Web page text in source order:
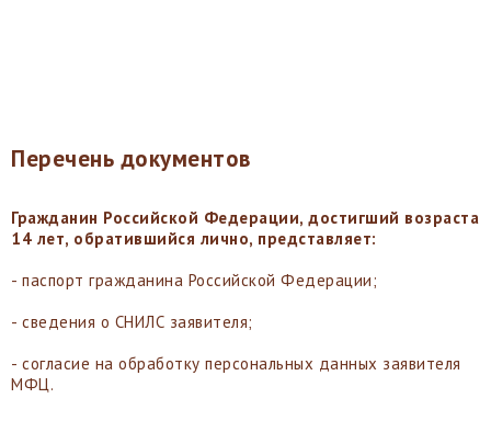
Перечень документов
Гражданин Российской Федерации, достигший возраста
14 лет, обратившийся лично, представляет:
- паспорт гражданина Российской Федерации;
- сведения о СНИЛС заявителя;
- согласие на обработку персональных данных заявителя
МФЦ.